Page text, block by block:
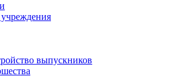
выпускников